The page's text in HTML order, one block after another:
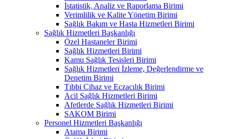
İstatistik, Analiz ve Raporlama Birimi
Verimlilik ve Kalite Yönetim Birimi
Sağlık Bakım ve Hasta Hizmetleri Birimi
Sağlık Hizmetleri Başkanlığı
Özel Hastaneler Birimi
Sağlık Hizmetleri Birimi
Kamu Sağlık Tesisleri Birimi
Sağlık Hizmetleri İzleme, Değerlendirme ve
Denetim Birimi
Tıbbi Cihaz ve Eczacılık Birimi
Acil Sağlık Hizmetleri Birimi
Afetlerde Sağlık Hizmetleri Birimi
SAKOM Birimi
Personel Hizmetleri Başkanlığı
Atama Birimi